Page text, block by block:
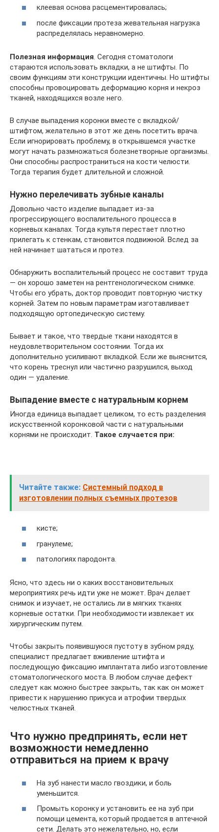
клеевая основа расцементировалась;
после фиксации протеза жевательная нагрузка
распределялась неравномерно.
Полезная информация. Сегодня стоматологи
стараются использовать вкладки, а не штифты. По
своим функциям эти конструкции идентичны. Но штифты
способны провоцировать деформацию корня и некроз
тканей, находящихся возле него.
В случае выпадения коронки вместе с вкладкой/
штифтом, желательно в этот же день посетить врача.
Если игнорировать проблему, в открывшемся участке
могут начать размножаться болезнетворные организмы.
Они способны распространиться на кости челюсти.
Тогда терапия будет длительной и сложной.
Нужно перелечивать зубные каналы
Довольно часто изделие выпадает из-за
прогрессирующего воспалительного процесса в
корневых каналах. Тогда культя перестает плотно
прилегать к стенкам, становится подвижной. Вслед за
ней начинает шататься и протез.
Обнаружить воспалительный процесс не составит труда
— он хорошо заметен на рентгенологическом снимке.
Чтобы его убрать, доктор проводит повторную чистку
корней. Затем по новым параметрам изготавливает
подходящую ортопедическую систему.
Бывает и такое, что твердые ткани находятся в
неудовлетворительном состоянии. Тогда их
дополнительно усиливают вкладкой. Если же выяснится,
что корень треснул или частично разрушился, выход
один — удаление.
Выпадение вместе с натуральным корнем
Иногда единица выпадает целиком, то есть разделения
искусственной коронковой части с натуральными
корнями не происходит. Такое случается при:
Читайте также: Системный подход в
изготовлении полных съемных протезов
кисте;
гранулеме;
патологиях пародонта.
Ясно, что здесь ни о каких восстановительных
мероприятиях речь идти уже не может. Врач делает
снимок и изучает, не остались ли в мягких тканях
корневые остатки. При необходимости извлекает их
хирургическим путем.
Чтобы закрыть появившуюся пустоту в зубном ряду,
специалист предлагает вживление штифта и
последующую фиксацию имплантата либо изготовление
стоматологического моста. В любом случае дефект
следует как можно быстрее закрыть, так как он может
привести к нарушению прикуса и атрофии твердых
челюстных тканей.
Что нужно предпринять, если нет
возможности немедленно
отправиться на прием к врачу
На зуб нанести масло гвоздики, и боль
уменьшится.
Промыть коронку и установить ее на зуб при
помощи цемента, который продается в аптечной
сети. Делать это нежелательно, но, если